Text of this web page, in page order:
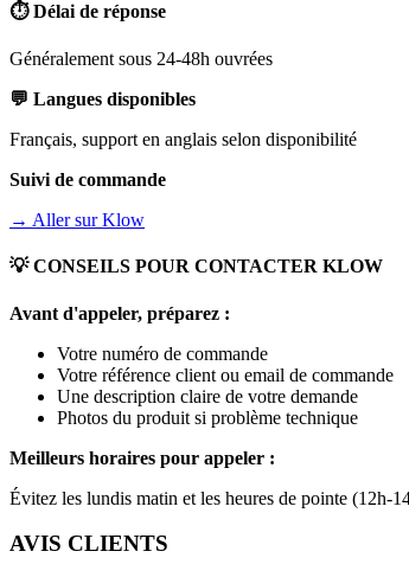
⏱️ Délai de réponse
Généralement sous 24-48h ouvrées
💬 Langues disponibles
Français, support en anglais selon disponibilité
Suivi de commande
→ Aller surKlow
💡 CONSEILS POUR CONTACTER KLOW
Avant d'appeler, préparez :
Votre numéro de commande
Votre référence client ou email de commande
Une description claire de votre demande
Photos du produit si problème technique
Meilleurs horaires pour appeler :
Évitez les lundis matin et les heures de pointe (12h-
AVIS CLIENTS